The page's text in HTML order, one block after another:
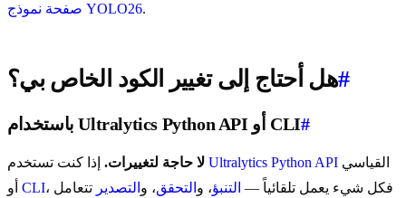
صفحة نموذج YOLO26.
هل أحتاج إلى تغيير الكود الخاص بي؟#
باستخدام Ultralytics Python API أو CLI#
لا حاجة لتغييرات. Ultralytics Python API
CLI ، فكل شيء يعمل تلقائياً — التنبؤ، و التحقق، و التصدير تتعامل